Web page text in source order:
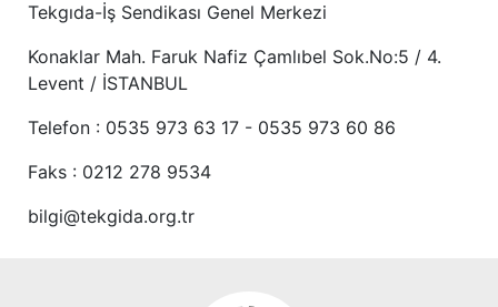
Tekgıda-İş Sendikası Genel Merkezi
Konaklar Mah. Faruk Nafiz Çamlıbel Sok.No:5 / 4.
Levent / İSTANBUL
Telefon : 0535 973 63 17 - 0535 973 60 86
Faks : 0212 278 9534
bilgi@tekgida.org.tr